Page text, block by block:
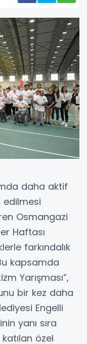
daha aktif
Osmangazi
Haftası
farkındalık
kapsamda
Yarışması”,
bir kez daha
Engelli
yanı sıra
katılan özel